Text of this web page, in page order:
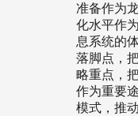
准备作为
化水平作
息系统的
落脚点，
略重点，
作为重要
模式，推